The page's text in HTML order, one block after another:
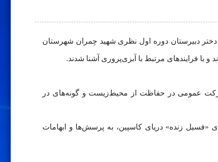
خاویاری، روز سه‌شنبه ۲۲ مهرماه ۱۴۰۴، جمعی از دانش‌آموزان دختر دبیرستان دوره اول نظری شهید چمران شهرستان
با فرایندهای مرتبط با آبزی‌پروری آشنا شدند.
عمومی در حفاظت از محیط‌زیست و گونه‌های در
زنده» دریای کاسپین، به پرسش‌ها و ابهامات